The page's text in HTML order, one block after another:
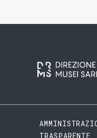
TRASPARENTE